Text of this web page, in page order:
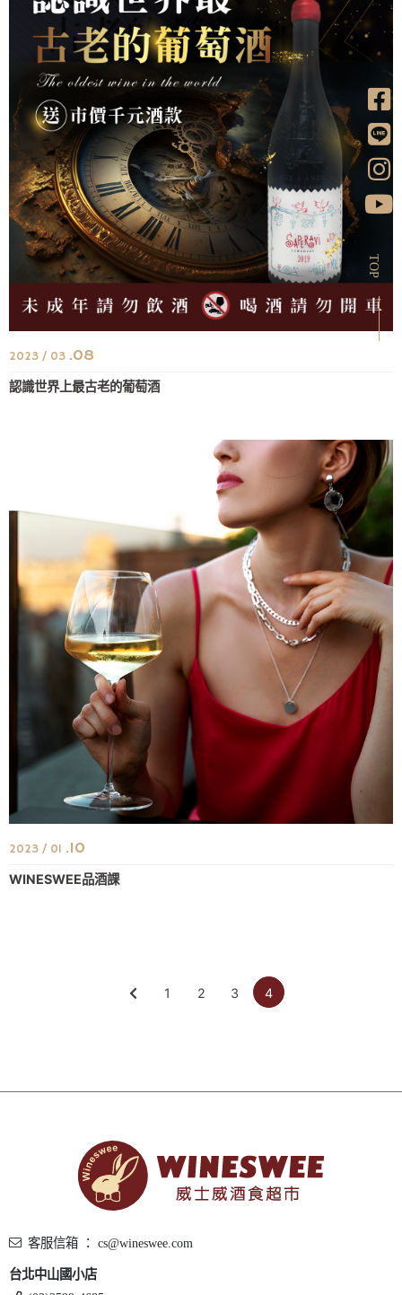
2023 / 03 .08
認識世界上最古老的葡萄酒
2023 / 01 .10
WINESWEE品酒課
1 2 3 4
TOP
客服信箱 ： cs@wineswee.com
台北中山國小店